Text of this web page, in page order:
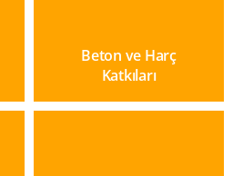
Beton ve Harç
Katkıları